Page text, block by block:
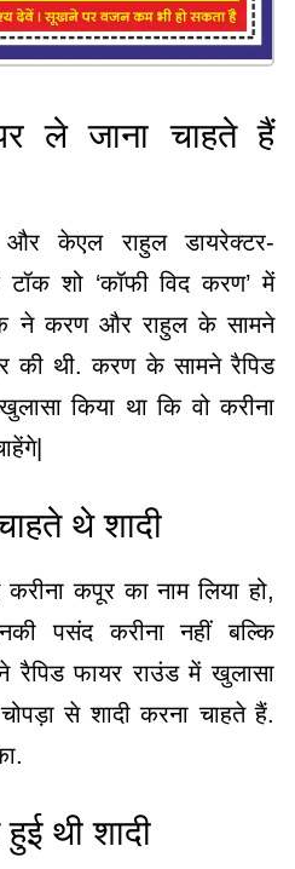
ले जाना चाहते हैं
और केएल राहुल डायरेक्टर-
शो ‘कॉफी विद करण’ में
ने करण और राहुल के सामने
की थी. करण के सामने रैपिड
किया था कि वो करीना
थे शादी
कपूर का नाम लिया हो,
पसंद करीना नहीं बल्कि
रैपिड फायर राउंड में खुलासा
से शादी करना चाहते हैं.
थी शादी